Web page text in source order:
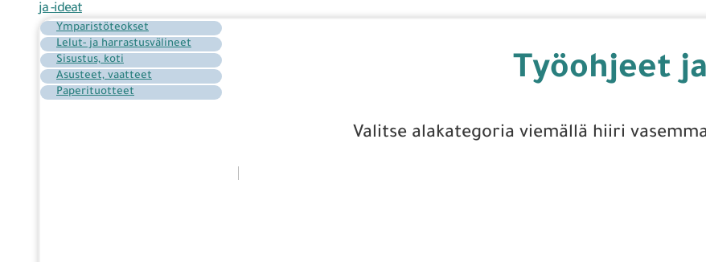
ja -ideat
Ymparistöteokset
Lelut- ja harrastusvälineet
Sisustus, koti
Asusteet, vaatteet
Paperituotteet
Työohjeet
Valitse alakategoria viemällä hiiri